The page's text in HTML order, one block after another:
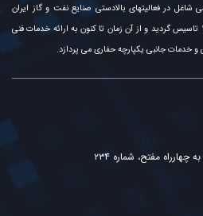
در فعالیتهای بالادستی صنایع نفت و گاز ایران
شناخته می شود. این شرکت در سال ۱۳۷۷ تاسیس گردید و از آن زمان تا کنون به ارائه خدمات فنی
خدمات جانبی یکپارچه حفاری می پردازد.
مفتح، شماره ۲۳۴